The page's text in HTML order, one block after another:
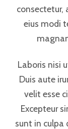
consectetur,
eius modi
Laboris nisi
Duis aute
velit esse
Excepteur
sunt in